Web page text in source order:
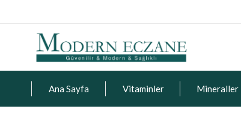
Ana Sayfa Vitaminler Mineraller